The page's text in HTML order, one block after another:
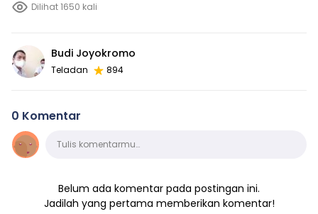
Dilihat 1650 kali
Budi Joyokromo
Teladan 894
0 Komentar
KomentarTulis komentarmu…
Belum ada komentar pada postingan ini.
Jadilah yang pertama memberikan komentar!